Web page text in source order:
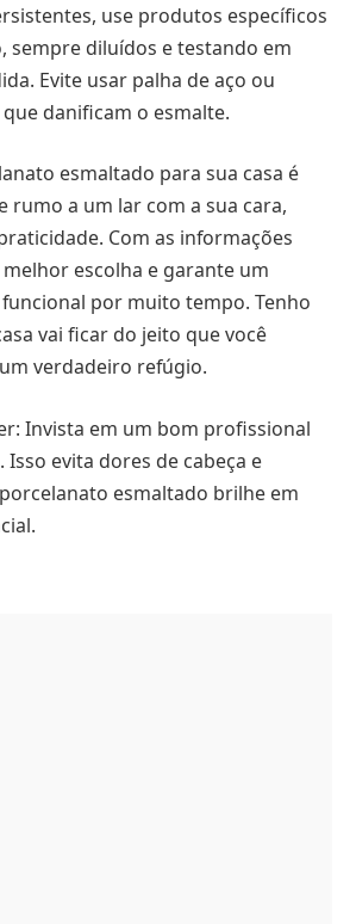
use produtos específicos
sempre diluídos e testando em
Evite usar palha de aço ou
danificam o esmalte.
esmaltado para sua casa é
rumo a um lar com a sua cara,
Com as informações
melhor escolha e garante um
por muito tempo. Tenho
vai ficar do jeito que você
verdadeiro refúgio.
Invista em um bom profissional
Isso evita dores de cabeça e
esmaltado brilhe em